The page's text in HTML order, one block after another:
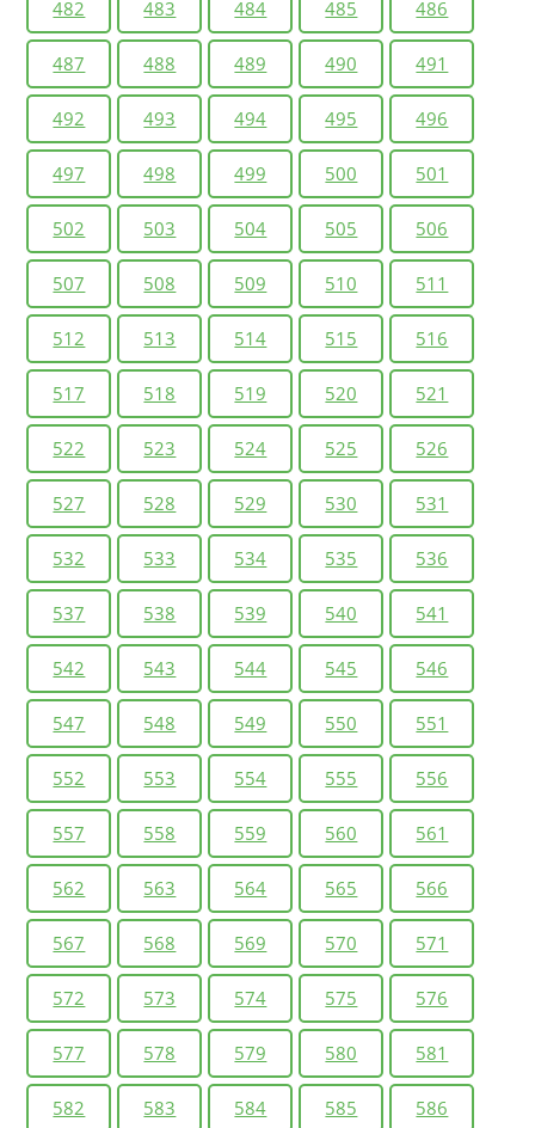
482 483 484 485 486
487 488 489 490 491
492 493 494 495 496
497 498 499 500 501
502 503 504 505 506
507 508 509 510 511
512 513 514 515 516
517 518 519 520 521
522 523 524 525 526
527 528 529 530 531
532 533 534 535 536
537 538 539 540 541
542 543 544 545 546
547 548 549 550 551
552 553 554 555 556
557 558 559 560 561
562 563 564 565 566
567 568 569 570 571
572 573 574 575 576
577 578 579 580 581
582 583 584 585 586